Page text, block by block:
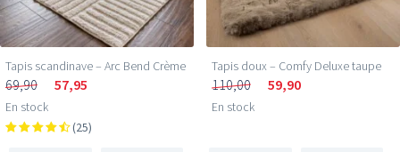
Tapis scandinave – Arc Bend Crème
69,90 57,95
En stock
(25)
Tapis doux – Comfy Deluxe taupe
110,00 59,90
En stock